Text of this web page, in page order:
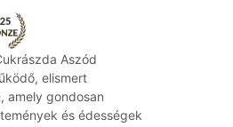
Aszód
elismert
amely gondosan
és édességek